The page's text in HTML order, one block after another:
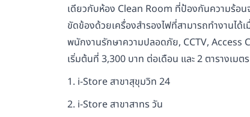
เดียวกับห้อง Clean Room ที่ป้องกันความร้อ
ขัดข้องด้วยเครื่องสำรองไฟที่สามารถทำงานไ
พนักงานรักษาความปลอดภัย, CCTV, Access
เริ่มต้นที่ 3,300 บาท ต่อเดือน และ 2 ตารางเ
1. i-Store สาขาสุขุมวิท 24
2. i-Store สาขาสาทร วัน